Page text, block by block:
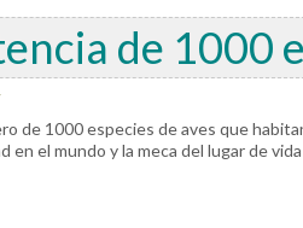
de 1000
de 1000 especies de aves que
el mundo y la meca del lugar de